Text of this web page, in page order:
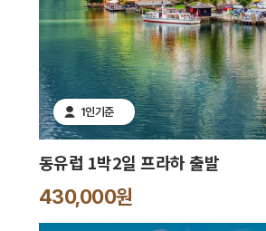
1인기준
동유럽 1박2일 프라하 출발
430,000원